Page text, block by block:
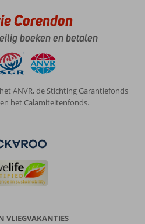
Corendon
boeken en betalen
ANVR, de Stichting Garantiefonds
en het Calamiteitenfonds.
VLIEGVAKANTIES